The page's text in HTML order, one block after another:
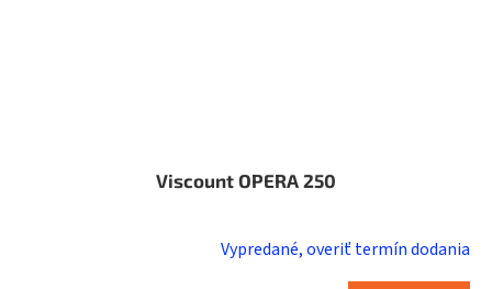
Viscount OPERA 250
Vypredané, overiť termín dodania